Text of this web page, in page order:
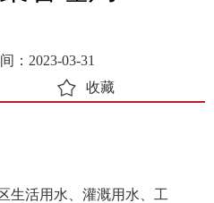
：2023-03-31
收藏
活用水、灌溉用水、工